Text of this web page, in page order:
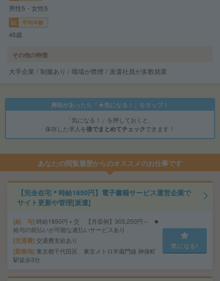
男性5・女性5
平均年齢
45歳
その他の特徴
大手企業 / 制服あり / 職場が禁煙 / 派遣社員が多数就業
興味があったら「★気になる！」をタップ！
「気になる！」を押しておくと、
保存した求人を後でまとめてチェックできます！
あなたの閲覧履歴からのオススメのお仕事です
【完全在宅＊時給1850円】電子書籍サービス運営企業で
サイト更新や管理[派遣]
給 与 時給1850円＋交 【月収例】305,250円～ ■
給与の前払いが可能な速払いサービスあり
交通費 交通費支給あり
勤務地 東京都千代田区 東京メトロ半蔵門線 神保町
駅徒歩3分
気になる!